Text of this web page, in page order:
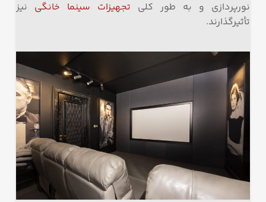
نورپردازی و به طور کلی تجهیزات سینما خانگی نیز
تأثیرگذارند.